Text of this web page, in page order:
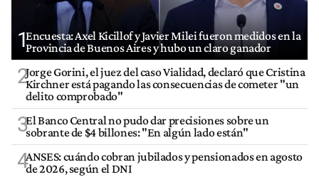
1Encuesta: Axel Kicillof y Javier Milei fueron medidos en la
Provincia de Buenos Aires y hubo un claro ganador
2Jorge Gorini, el juez del caso Vialidad, declaró que Cristina
Kirchner está pagando las consecuencias de cometer "un
delito comprobado"
3El Banco Central no pudo dar precisiones sobre un
sobrante de $4 billones: "En algún lado están"
4ANSES: cuándo cobran jubilados y pensionados en agosto
de 2026, según el DNI